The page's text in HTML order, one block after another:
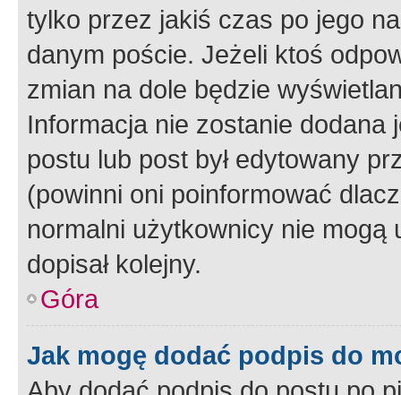
tylko przez jakiś czas po jego
danym poście. Jeżeli ktoś
zmian na dole będzie
Informacja nie zostanie dodana
postu lub post był edytowany
(powinni oni poinformować
normalni użytkownicy nie
dopisał kolejny.
Góra
Jak mogę dodać podpis do